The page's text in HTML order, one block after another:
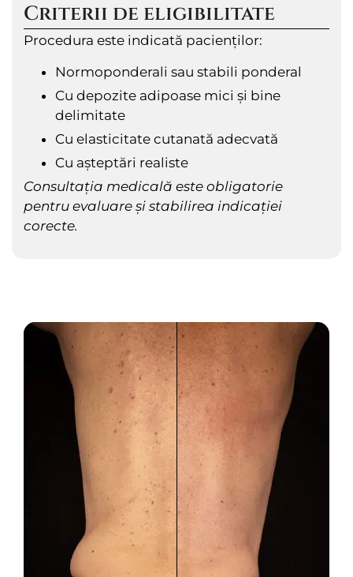
Criterii de eligibilitate
Procedura este indicată pacienților:
Normoponderali sau stabili ponderal
Cu depozite adipoase mici și bine
delimitate
Cu elasticitate cutanată adecvată
Cu așteptări realiste
Consultația medicală este obligatorie
pentru evaluare și stabilirea indicației
corecte.